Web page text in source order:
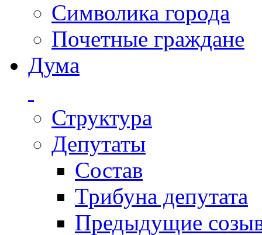
Символика города
Почетные граждане
Дума
Структура
Депутаты
Состав
Трибуна депутата
Предыдущие